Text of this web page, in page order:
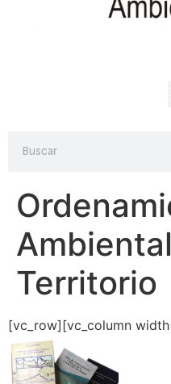
Territorio
[vc_row][vc_column